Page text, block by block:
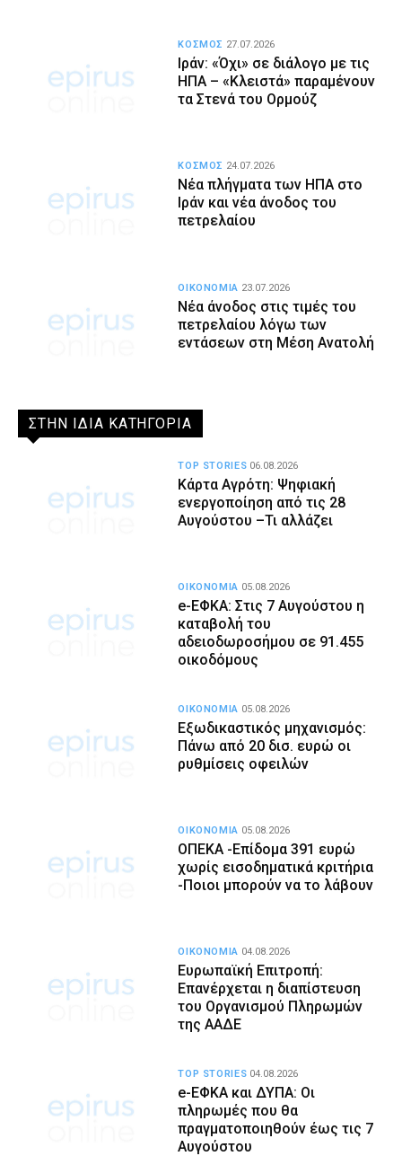
Ιράν: «Όχι» σε διάλογο με τις
ΗΠΑ – «Κλειστά» παραμένουν
τα Στενά του Ορμούζ
ΚΟΣΜΟΣ 27.07.2026
Νέα πλήγματα των ΗΠΑ στο
Ιράν και νέα άνοδος του
πετρελαίου
ΚΟΣΜΟΣ 24.07.2026
Νέα άνοδος στις τιμές του
πετρελαίου λόγω των
εντάσεων στη Μέση Ανατολή
ΟΙΚΟΝΟΜΙΑ 23.07.2026
ΣΤΗΝ ΙΔΙΑ ΚΑΤΗΓΟΡΙΑ
Κάρτα Αγρότη: Ψηφιακή
ενεργοποίηση από τις 28
Αυγούστου –Τι αλλάζει
TOP STORIES 06.08.2026
e-ΕΦΚΑ: Στις 7 Αυγούστου η
καταβολή του
αδειοδωροσήμου σε 91.455
οικοδόμους
ΟΙΚΟΝΟΜΙΑ 05.08.2026
Εξωδικαστικός μηχανισμός:
Πάνω από 20 δισ. ευρώ οι
ρυθμίσεις οφειλών
ΟΙΚΟΝΟΜΙΑ 05.08.2026
ΟΠΕΚΑ -Επίδομα 391 ευρώ
χωρίς εισοδηματικά κριτήρια
-Ποιοι μπορούν να το λάβουν
ΟΙΚΟΝΟΜΙΑ 05.08.2026
Ευρωπαϊκή Επιτροπή:
Επανέρχεται η διαπίστευση
του Οργανισμού Πληρωμών
της ΑΑΔΕ
ΟΙΚΟΝΟΜΙΑ 04.08.2026
e-ΕΦΚΑ και ΔΥΠΑ: Οι
πληρωμές που θα
πραγματοποιηθούν έως τις 7
Αυγούστου
TOP STORIES 04.08.2026